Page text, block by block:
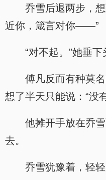
乔雪后退两步，
近你，箴言对你——”
“对不起。”她垂下
傅凡反而有种莫
想了半天只能说：“没
他摊开手放在乔
去。
乔雪犹豫着，轻